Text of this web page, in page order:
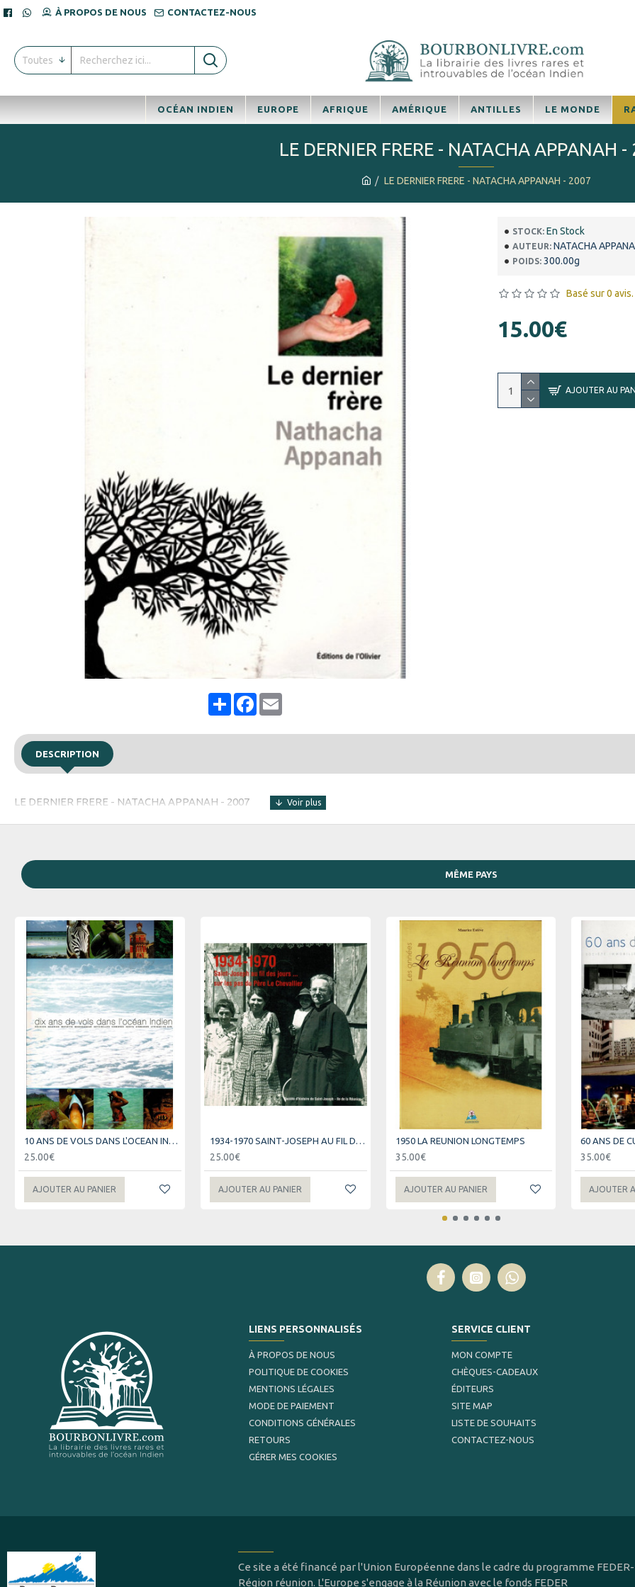
À PROPOS DE NOUS CONTACTEZ-NOUS
Toutes
OCÉAN INDIEN EUROPE AFRIQUE AMÉRIQUE ANTILLES LE MONDE
LE DERNIER FRERE - NATACHA APPANAH - 2007
LE DERNIER FRERE - NATACHA APPANAH
ShareFacebook
Email
STOCK: En Stock
AUTEUR: NATACHA
POIDS: 300.00g
Basé sur 0 avis.
15.00€
AJOUTER AU
DESCRIPTION
LE DERNIER FRERE - NATACHA APPANAH - 2007
MÊME PAYS
25.00€
AJOUTER AU PANIER
25.00€
AJOUTER AU PANIER
1950 LA REUNION LONGTEMPS
35.00€
AJOUTER AU PANIER
35.00€
AJOUTER
LIENS PERSONNALISÉS
À PROPOS DE NOUS
POLITIQUE DE COOKIES
MENTIONS LÉGALES
MODE DE PAIEMENT
CONDITIONS GÉNÉRALES
RETOURS
GÉRER MES COOKIES
SERVICE CLIENT
MON COMPTE
CHÈQUES-CADEAUX
ÉDITEURS
SITE MAP
LISTE DE SOUHAITS
CONTACTEZ-NOUS
Ce site a été financé par l'Union Européenne dans le cadre du programme
Région réunion. L'Europe s'engage à la Réunion avec le fonds FEDER